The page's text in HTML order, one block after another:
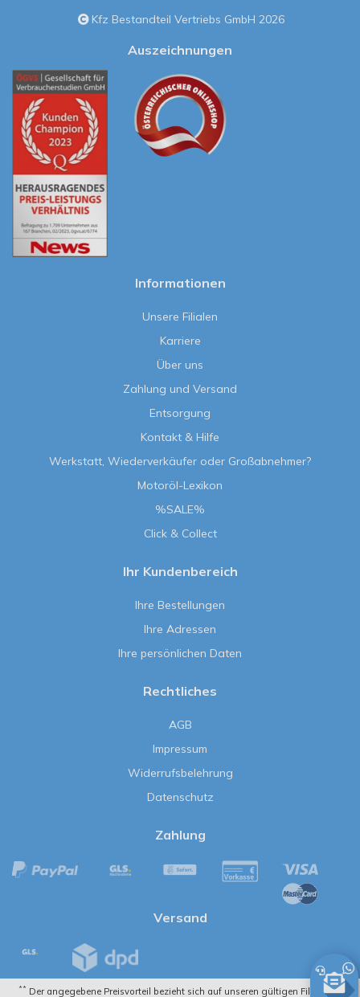
Kfz Bestandteil Vertriebs GmbH 2026
Auszeichnungen
Informationen
Unsere Filialen
Karriere
Über uns
Zahlung und Versand
Entsorgung
Kontakt & Hilfe
Werkstatt, Wiederverkäufer oder Großabnehmer?
Motoröl-Lexikon
%SALE%
Click & Collect
Ihr Kundenbereich
Ihre Bestellungen
Ihre Adressen
Ihre persönlichen Daten
Rechtliches
AGB
Impressum
Widerrufsbelehrung
Datenschutz
Zahlung
Versand
** Der angegebene Preisvorteil bezieht sich auf unseren gültigen Filialpreis